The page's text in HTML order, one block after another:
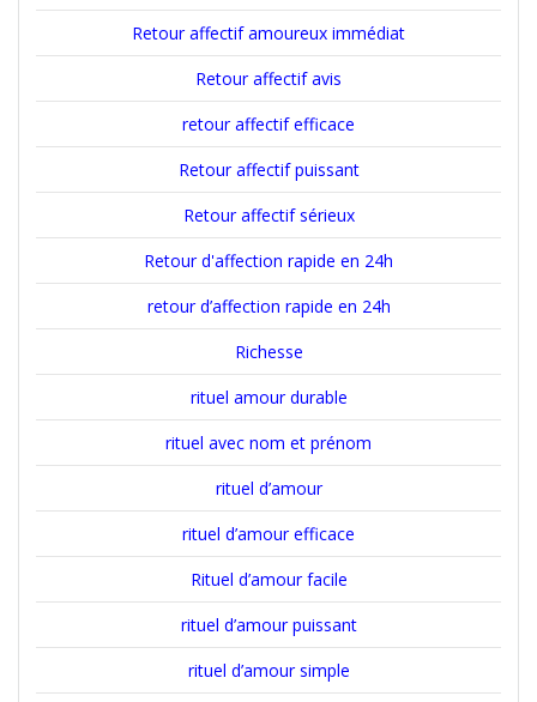
Retour affectif amoureux immédiat
Retour affectif avis
retour affectif efficace
Retour affectif puissant
Retour affectif sérieux
Retour d'affection rapide en 24h
retour d’affection rapide en 24h
Richesse
rituel amour durable
rituel avec nom et prénom
rituel d’amour
rituel d’amour efficace
Rituel d’amour facile
rituel d’amour puissant
rituel d’amour simple